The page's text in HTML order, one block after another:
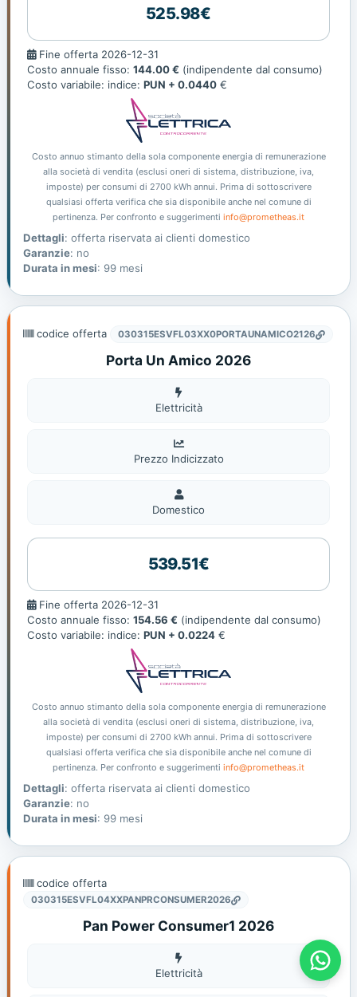
525.98€
Fine
offerta
Fine offerta 2026-12-31
Costo annuale fisso: 144.00 € (indipendente dal consumo)
Costo variabile: indice: PUN + 0.0440 €
Costo annuo stimanto della sola componente energia di remunerazione
alla società di vendita (esclusi oneri di sistema, distribuzione, iva,
imposte) per consumi di 2700 kWh annui. Prima di sottoscrivere
qualsiasi offerta verifica che sia disponibile anche nel comune di
pertinenza. Per confronto e suggerimenti info@prometheas.it
Dettagli: offerta riservata ai clienti domestico
Garanzie: no
Durata in mesi: 99 mesi
codice offerta 030315ESVFL03XX0PORTAUNAMICO2126
Porta Un Amico 2026
Elettricità
Elettricità
Prezzo Indicizzato
Domestico
Domestico
539.51€
Fine
offerta
Fine offerta 2026-12-31
Costo annuale fisso: 154.56 € (indipendente dal consumo)
Costo variabile: indice: PUN + 0.0224 €
Costo annuo stimanto della sola componente energia di remunerazione
alla società di vendita (esclusi oneri di sistema, distribuzione, iva,
imposte) per consumi di 2700 kWh annui. Prima di sottoscrivere
qualsiasi offerta verifica che sia disponibile anche nel comune di
pertinenza. Per confronto e suggerimenti info@prometheas.it
Dettagli: offerta riservata ai clienti domestico
Garanzie: no
Durata in mesi: 99 mesi
codice offerta
030315ESVFL04XXPANPRCONSUMER2026
Pan Power Consumer1 2026
Elettricità
Elettricità
Offerte Gas E Luce - Prometheas